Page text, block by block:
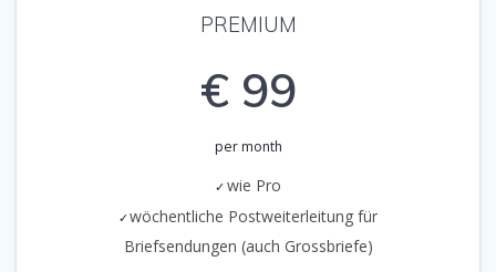
PREMIUM
€ 99
per month
wie Pro
wöchentliche Postweiterleitung für
Briefsendungen (auch Grossbriefe)